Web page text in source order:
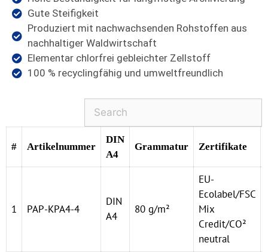
Gute Steiﬁgkeit
Produziert mit nachwachsenden Rohstoffen aus
nachhaltiger Waldwirtschaft
Elementar chlorfrei gebleichter Zellstoff
100 % recyclingfähig und umweltfreundlich
# Artikelnummer
DIN
A4
Grammatur Zertifikate
1 PAP-KPA4-4
DIN
A4
80 g/m²
EU-
Ecolabel/FSC
Mix
Credit/CO²
neutral